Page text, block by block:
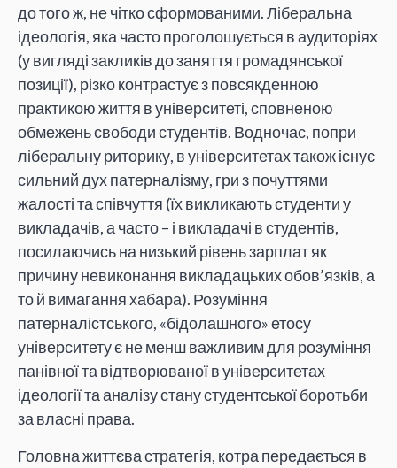
до того ж, не чітко сформованими. Ліберальна
ідеологія, яка часто проголошується в аудиторіях
(у вигляді закликів до заняття громадянської
позиції), різко контрастує з повсякденною
практикою життя в університеті, сповненою
обмежень свободи студентів. Водночас, попри
ліберальну риторику, в університетах також існує
сильний дух патерналізму, гри з почуттями
жалості та співчуття (їх викликають студенти у
викладачів, а часто – і викладачі в студентів,
посилаючись на низький рівень зарплат як
причину невиконання викладацьких обов’язків, а
то й вимагання хабара). Розуміння
патерналістського, «бідолашного» етосу
університету є не менш важливим для розуміння
панівної та відтворюваної в університетах
ідеології та аналізу стану студентської боротьби
за власні права.
Головна життєва стратегія, котра передається в